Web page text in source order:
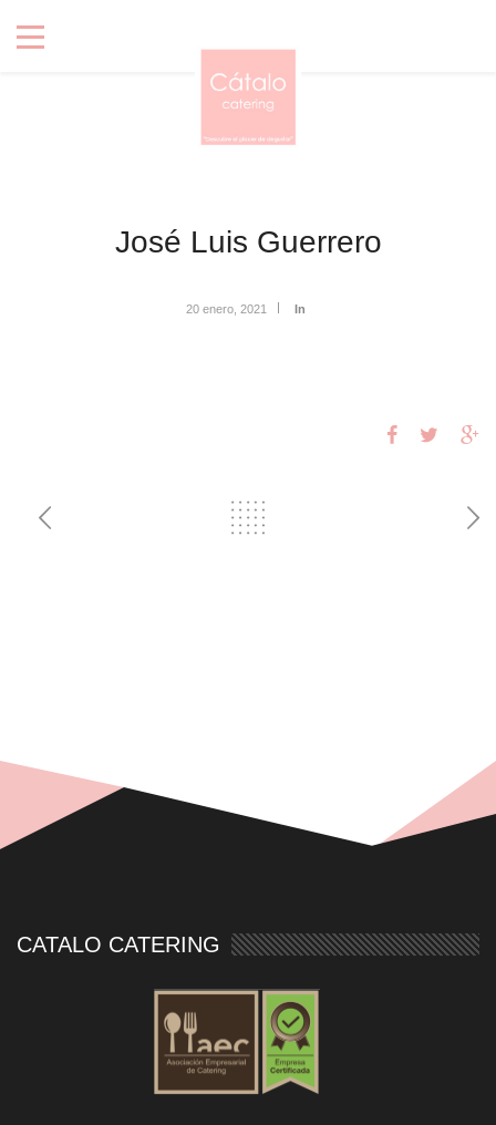
José Luis Guerrero
20 enero, 2021 In
CATALO CATERING